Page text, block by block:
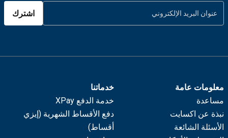
اشترك
معلومات عامة
مساعدة
نبذة عن اكسايت
الأسئلة الشائعة
خدماتنا
خدمة الدفع XPay
دفع الأقساط الشهرية (إيزي
أقساط)